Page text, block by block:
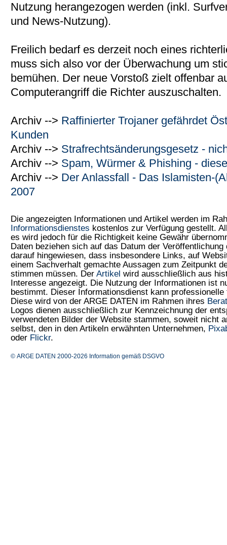
Nutzung herangezogen werden (inkl.
und News-Nutzung).
Freilich bedarf es derzeit noch eines
muss sich also vor der Überwachung um
bemühen. Der neue Vorstoß zielt offenbar
Computerangriff die Richter auszuschalten.
Archiv --> Raffinierter Trojaner gefährdet
Kunden
Archiv --> Strafrechtsänderungsgesetz -
Archiv --> Spam, Würmer & Phishing -
Archiv --> Der Anlassfall - Das Islamisten-
2007
Die angezeigten Informationen und Artikel werden im
Informationsdienstes kostenlos zur Verfügung gestellt.
es wird jedoch für die Richtigkeit keine Gewähr
Daten beziehen sich auf das Datum der
darauf hingewiesen, dass insbesondere Links, auf
einem Sachverhalt gemachte Aussagen zum Zeitpunkt
stimmen müssen. Der Artikel wird ausschließlich aus
Interesse angezeigt. Die Nutzung der Informationen ist
bestimmt. Dieser Informationsdienst kann
Diese wird von der ARGE DATEN im Rahmen ihres
Logos dienen ausschließlich zur Kennzeichnung der
verwendeten Bilder der Website stammen, soweit nicht
selbst, den in den Artikeln erwähnten Unternehmen,
oder Flickr.
© ARGE DATEN 2000-2026 Information gemäß DSGVO